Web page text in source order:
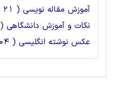
آموزش مقاله نویسی ( 21 )
نکات و آموزش دانشگاهی ( 1 )
عکس نوشته انگلیسی ( 104 )